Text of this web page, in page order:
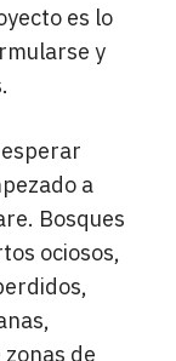
es lo
y
a
Bosques
ociosos,
de